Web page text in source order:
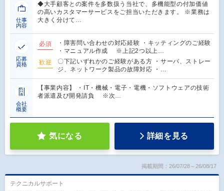
仕事
内容
◆大手顧客との案件を多数扱う当社で、多機能型の付加価値
の高いカスタマーサービスをご担当いただきます。 ※業務は
大きく分けて…
応募
資格
必須
・障害問い合わせの対応経験 ・キッティングのご経験
・マニュアル作成 ※上記2つ以上…
歓迎
〇下記いずれかのご経験がある方 ・サーバ、ストレー
ジ、ネットワーク製品の故障対応 ・…
会社
概要
【事業内容】 ・IT・機械・電子・電機・ソフトウェアの技術
者派遣及び開発請負 ※次…
気になる 詳細を見る
掲載期間：26/07/28～26/08/17
テクニカルサポート